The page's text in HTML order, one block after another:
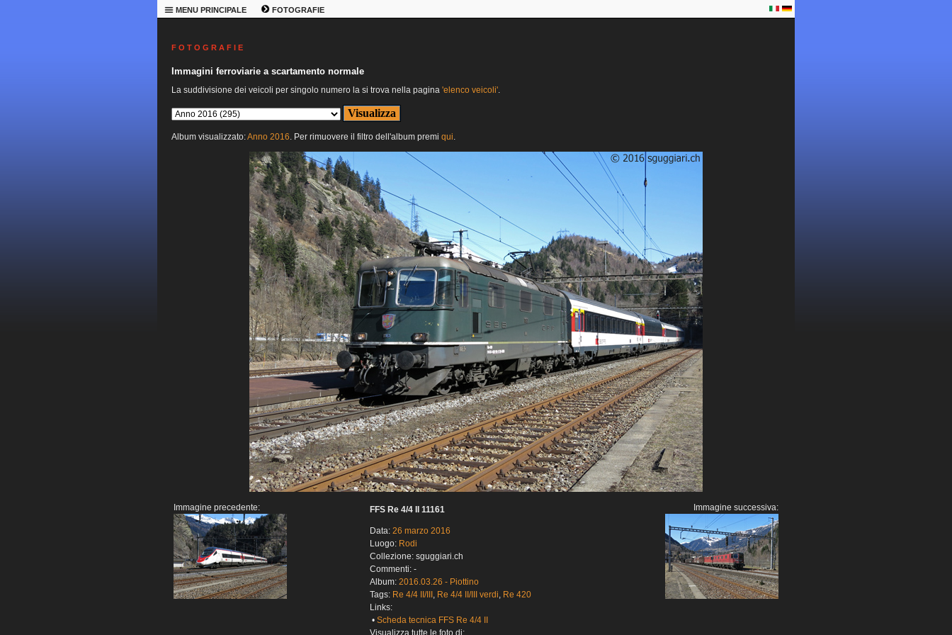
MENU PRINCIPALE FOTOGRAFIE
F O T O G R A F I E
Immagini ferroviarie a scartamento normale
La suddivisione dei veicoli per singolo numero la si trova nella pagina 'elenco veicoli'.
Album visualizzato:Anno 2016. Per rimuovere il filtro dell'album premi qui.
Immagine precedente: FFS Re 4/4 II 11161
Data: 26 marzo 2016
Luogo: Rodi
Collezione: sguggiari.ch
Commenti: -
Album: 2016.03.26 - Piottino
Tags: Re 4/4 II/III , Re 4/4 II/III verdi, Re 420
Links:
• Scheda tecnica FFS Re 4/4 II
Immagine successiva: